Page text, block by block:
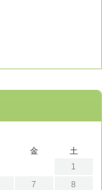
金
土
1
7
8